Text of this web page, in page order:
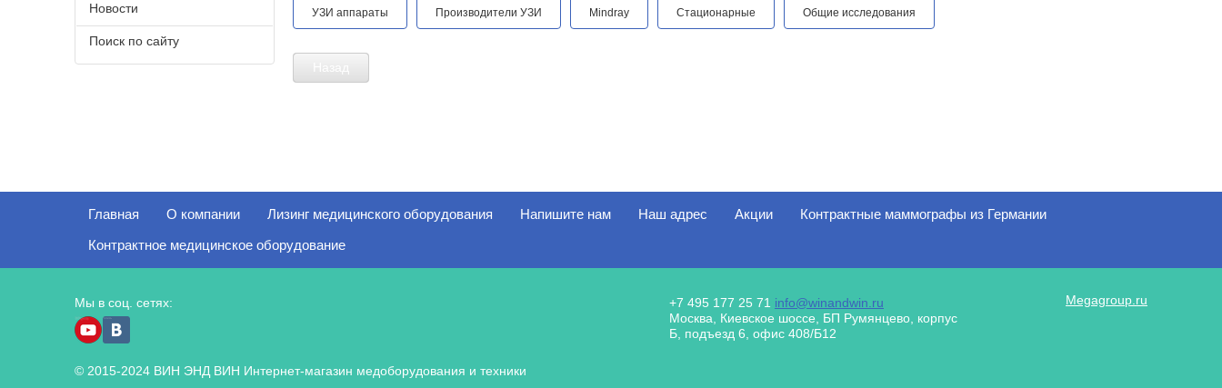
УЗИ аппараты Производители УЗИ Mindray Стационарные Общие исследования
Новости
Поиск по сайту
Главная О компании Лизинг медицинского оборудования Напишите нам Наш адрес Акции
Контрактные маммографы из Германии
Контрактное медицинское оборудование
+7 495 177 25 71 info@winandwin.ru
Москва, Киевское шоссе, БП Румянцево, корпус
Б, подъезд 6, офис 408/Б12
Мы в соц. сетях: Megagroup.ru
© 2015-2024 ВИН ЭНД ВИН Интернет-магазин медоборудования и техники